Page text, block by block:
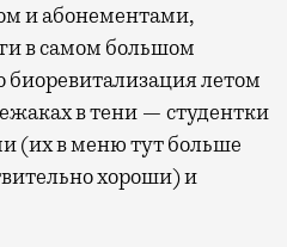
и абонементами,
в самом большом
биоревитализация летом
в тени — студентки
(их в меню тут больше
хороши) и